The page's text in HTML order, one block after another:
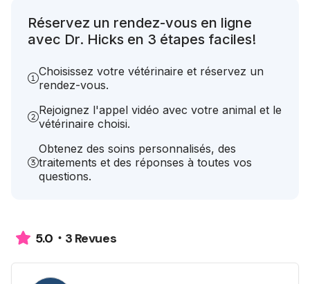
Réservez un rendez-vous en ligne
avec Dr. Hicks en 3 étapes faciles!
Choisissez votre vétérinaire et réservez un
rendez-vous.
Rejoignez l'appel vidéo avec votre animal et le
vétérinaire choisi.
Obtenez des soins personnalisés, des
traitements et des réponses à toutes vos
questions.
5.0 3 Revues